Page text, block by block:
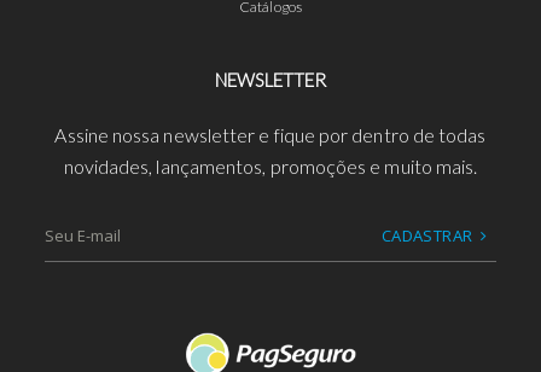
Catálogos
NEWSLETTER
Assine nossa newsletter e fique por dentro de todas
novidades, lançamentos, promoções e muito mais.
CADASTRAR